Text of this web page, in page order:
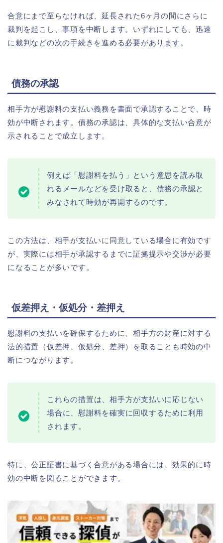
合意にまで至らなければ、延長された6ヶ月の間にさらに
裁判を起こし、事項を中断します。いずれにしても、迅速
に裁判などの次の手続きを進める必要があります。
債務の承認
相手方が慰謝料の支払い義務を書面で承認することで、時
効が中断されます。債務の承認は、具体的な支払い合意が
示されることで成立します。
例えば「慰謝料を払う」という意思を読み取
れるメールなどを受け取ると、債務の承認と
みなされて時効が再開するのです。
この方法は、相手が支払いに同意している場合に有効です
が、実際には相手が承認するまでに証拠提示や交渉が必要
になることが多いです。
仮差押え・仮処分・差押え
慰謝料の支払いを確保するために、相手方の財産に対する
法的措置（仮差押、仮処分、差押）を取ることも時効の中
断につながります。
これらの措置は、相手方が支払いに応じない
場合に、慰謝料を確実に回収するために利用
されます。
特に、公正証書に基づく合意がある場合には、効果的に時
効の中断を図ることができます。